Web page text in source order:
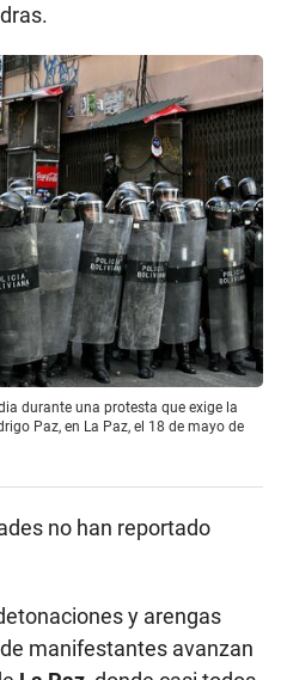
durante una protesta que exige la
Paz, en La Paz, el 18 de mayo de
no han reportado
y arengas
manifestantes avanzan